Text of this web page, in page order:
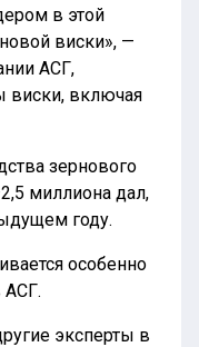
в этой
виски», —
АСГ,
виски, включая
зернового
миллиона дал,
году.
особенно
АСГ.
эксперты в